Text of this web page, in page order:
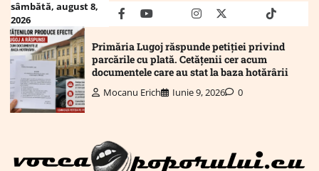
Skip
content
sâmbătă, august 8,
2026
facebookyoutubeMailinstagram
twitter truthtiktok
Primăria Lugoj răspunde petiției privind
parcările cu plată. Cetățenii cer acum
documentele care au stat la baza hotărârii
Mocanu Erich Iunie 9, 2026 0